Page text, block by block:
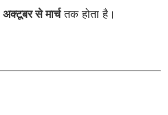
अक्टूबर से मार्चतक होता है।